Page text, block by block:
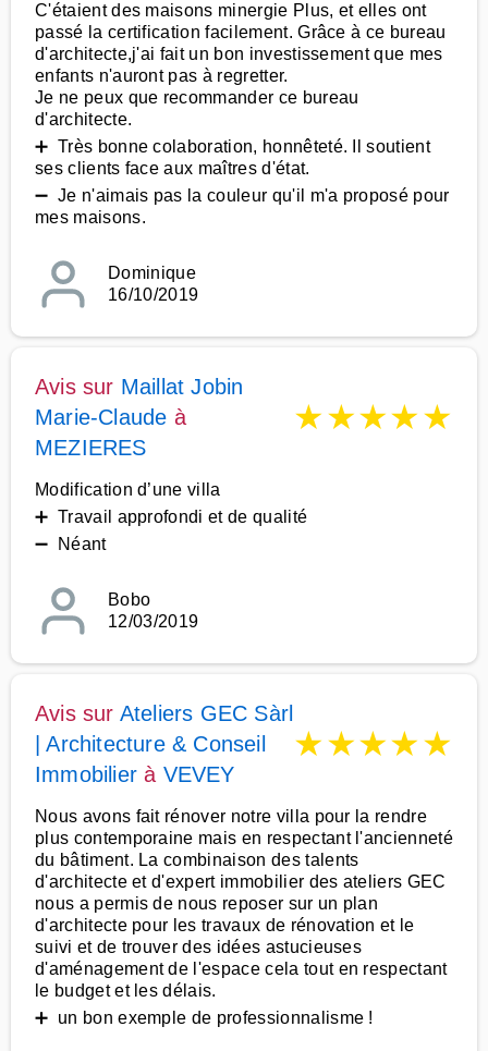
C'étaient des maisons minergie Plus, et elles ont
passé la certification facilement. Grâce à ce bureau
d'architecte,j'ai fait un bon investissement que mes
enfants n'auront pas à regretter.
Je ne peux que recommander ce bureau
d'architecte.
➕ Très bonne colaboration, honnêteté. Il soutient
ses clients face aux maîtres d'état.
➖ Je n'aimais pas la couleur qu'il m'a proposé pour
mes maisons.
Dominique
16/10/2019
Avis sur Maillat Jobin
Marie-Claude à
MEZIERES
★★★★★
Modification d’une villa
➕ Travail approfondi et de qualité
➖ Néant
Bobo
12/03/2019
Avis sur Ateliers GEC Sàrl
| Architecture & Conseil
Immobilier à VEVEY
★★★★★
Nous avons fait rénover notre villa pour la rendre
plus contemporaine mais en respectant l'ancienneté
du bâtiment. La combinaison des talents
d'architecte et d'expert immobilier des ateliers GEC
nous a permis de nous reposer sur un plan
d'architecte pour les travaux de rénovation et le
suivi et de trouver des idées astucieuses
d'aménagement de l'espace cela tout en respectant
le budget et les délais.
➕ un bon exemple de professionnalisme !